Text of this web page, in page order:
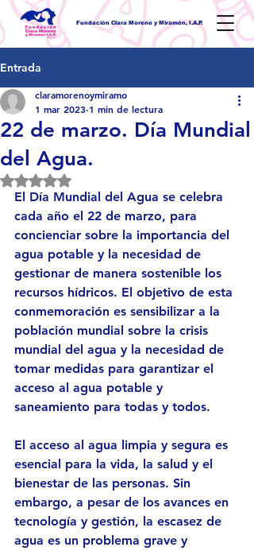
Fundación Clara Moreno y Miramón, I.A.P.
Entrada
22 de marzo. Día Mundial
del Agua.
claramorenoymiramo
1 mar 2023 1 min de lectura
Obtuvo NaN de 5 estrellas.
El Día Mundial del Agua se celebra
cada año el 22 de marzo, para
concienciar sobre la importancia del
agua potable y la necesidad de
gestionar de manera sostenible los
recursos hídricos. El objetivo de esta
conmemoración es sensibilizar a la
población mundial sobre la crisis
mundial del agua y la necesidad de
tomar medidas para garantizar el
acceso al agua potable y
saneamiento para todas y todos.
El acceso al agua limpia y segura es
esencial para la vida, la salud y el
bienestar de las personas. Sin
embargo, a pesar de los avances en
tecnología y gestión, la escasez de
agua es un problema grave y